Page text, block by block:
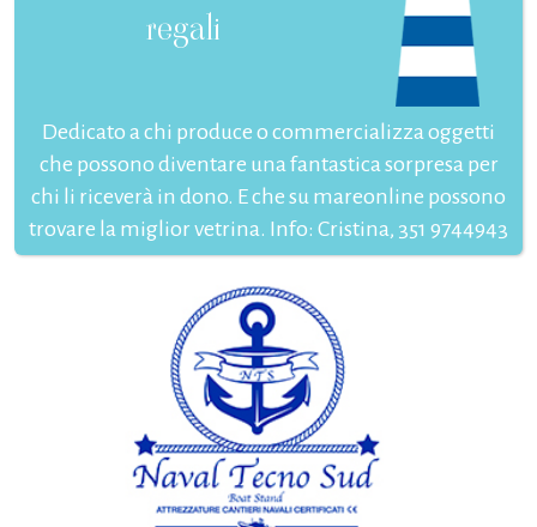
regali
Dedicato a chi produce o commercializza oggetti
che possono diventare una fantastica sorpresa per
chi li riceverà in dono. E che su mareonline possono
trovare la miglior vetrina. Info: Cristina, 351 9744943